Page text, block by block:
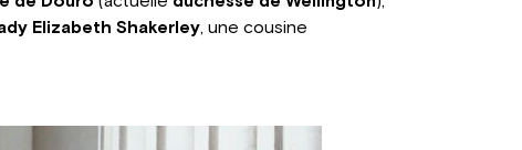
Elizabeth Shakerley, une cousine